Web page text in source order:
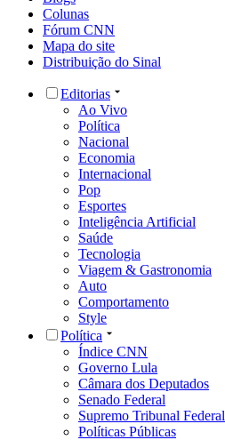
Colunas
Fórum CNN
Mapa do site
Distribuição do Sinal
Editorias
Ao Vivo
Política
Nacional
Economia
Internacional
Pop
Esportes
Inteligência Artificial
Saúde
Tecnologia
Viagem & Gastronomia
Auto
Comportamento
Style
Política
Índice CNN
Governo Lula
Câmara dos Deputados
Senado Federal
Supremo Tribunal Federal
Políticas Públicas